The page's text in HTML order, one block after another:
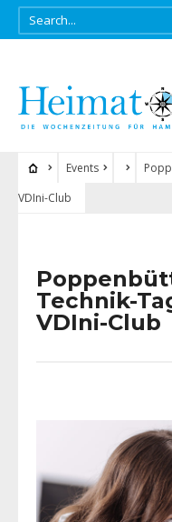
Events
VDIni-Club
Technik-
VDIni-Club